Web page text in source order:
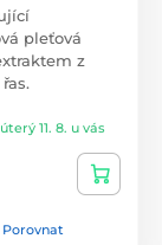
pleťová
z
11. 8. u vás
Porovnat